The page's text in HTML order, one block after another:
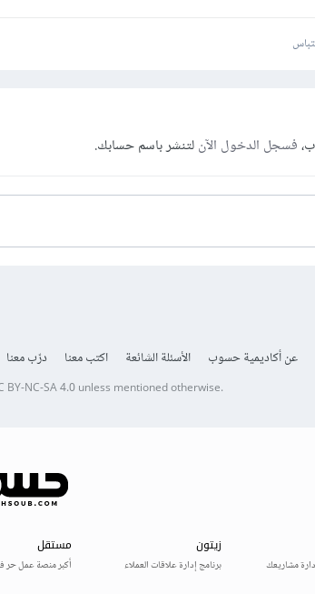
فسجل الدخول الآنلتنشر باسم حسابك.
عن أكاديمية حسوب الأسئلة الشائعة اكتب معنا درّب معنا
BY-NC-SA 4.0unless mentioned otherwise.